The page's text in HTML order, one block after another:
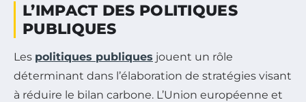
L’IMPACT DES POLITIQUES
PUBLIQUES
Les politiques publiques jouent un rôle
déterminant dans l’élaboration de stratégies visant
à réduire le bilan carbone. L’Union européenne et